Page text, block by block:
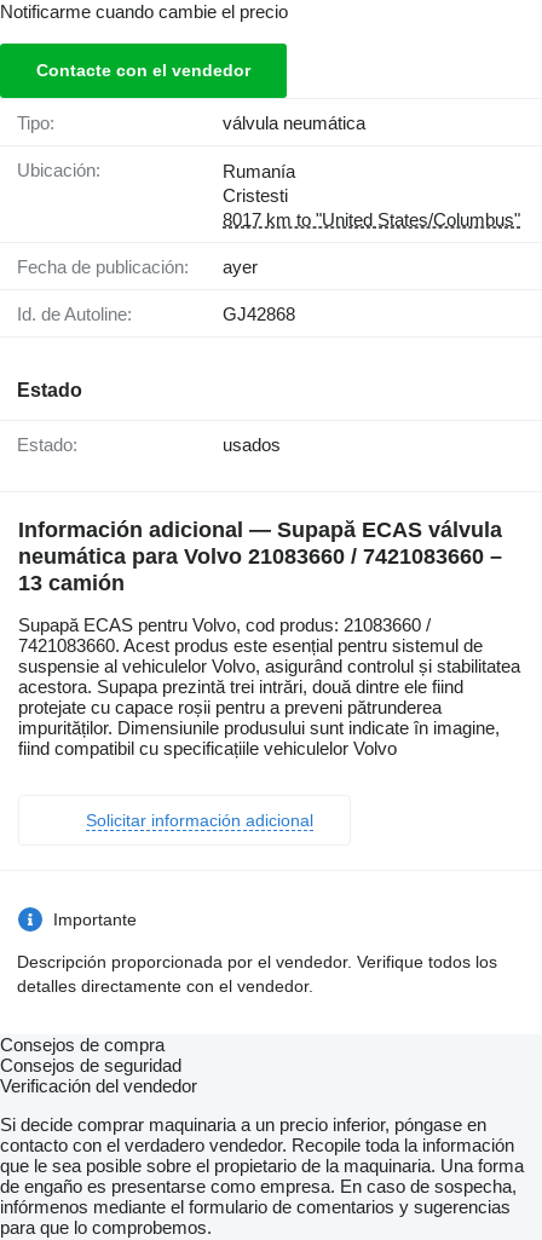
Notificarme cuando cambie el precio
Contacte con el vendedor
Tipo: válvula neumática
Ubicación:
Rumanía
Cristesti
8017 km to "United States/Columbus"
Fecha de publicación: ayer
Id. de Autoline: GJ42868
Estado
Estado: usados
Información adicional — Supapă ECAS válvula
neumática para Volvo 21083660 / 7421083660 –
13 camión
Supapă ECAS pentru Volvo, cod produs: 21083660 /
7421083660. Acest produs este esențial pentru sistemul de
suspensie al vehiculelor Volvo, asigurând controlul și stabilitatea
acestora. Supapa prezintă trei intrări, două dintre ele fiind
protejate cu capace roșii pentru a preveni pătrunderea
impurităților. Dimensiunile produsului sunt indicate în imagine,
fiind compatibil cu specificațiile vehiculelor Volvo
Solicitar información adicional
Importante
Descripción proporcionada por el vendedor. Verifique todos los
detalles directamente con el vendedor.
Consejos de compra
Consejos de seguridad
Verificación del vendedor
Si decide comprar maquinaria a un precio inferior, póngase en
contacto con el verdadero vendedor. Recopile toda la información
que le sea posible sobre el propietario de la maquinaria. Una forma
de engaño es presentarse como empresa. En caso de sospecha,
infórmenos mediante el formulario de comentarios y sugerencias
para que lo comprobemos.